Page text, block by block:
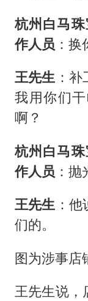
杭州白马
作人员 ：换
王先生 ：
我用你们
啊？
杭州白马
作人员 ：
王先生 ：
们的。
图为涉事店
王先生说，